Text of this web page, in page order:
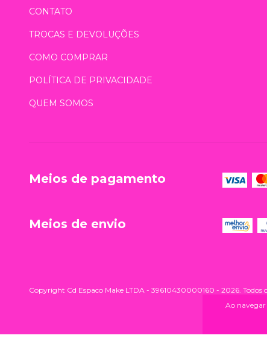
Ao navegar
CONTATO
TROCAS E DEVOLUÇÕES
COMO COMPRAR
POLÍTICA DE PRIVACIDADE
QUEM SOMOS
Meios de pagamento
Meios de envio
Copyright Cd Espaco Make LTDA - 39610430000160 - 2026. Todos